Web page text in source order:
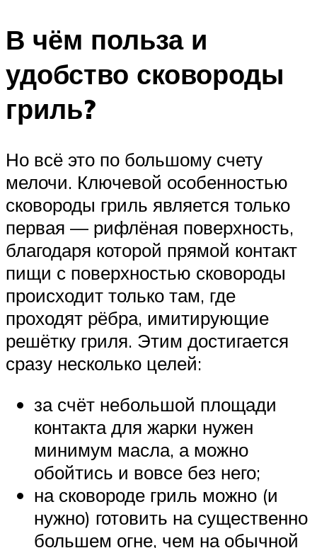
В чём польза и
удобство сковороды
гриль?
Но всё это по большому счету
мелочи. Ключевой особенностью
сковороды гриль является только
первая — рифлёная поверхность,
благодаря которой прямой контакт
пищи с поверхностью сковороды
происходит только там, где
проходят рёбра, имитирующие
решётку гриля. Этим достигается
сразу несколько целей:
за счёт небольшой площади
контакта для жарки нужен
минимум масла, а можно
обойтись и вовсе без него;
на сковороде гриль можно (и
нужно) готовить на существенно
большем огне, чем на обычной